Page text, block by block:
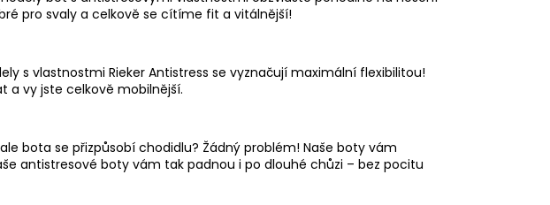
pro svaly a celkově se cítíme fit a vitálnější!
s vlastnostmi Rieker Antistress se vyznačují maximální flexibilitou!
a vy jste celkově mobilnější.
bota se přizpůsobí chodidlu? Žádný problém! Naše boty vám
antistresové boty vám tak padnou i po dlouhé chůzi – bez pocitu